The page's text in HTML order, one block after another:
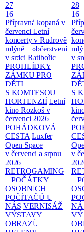
27
16
Přípravná kopaná v
červenci Letní
koncerty v Rudrově
mlýně – občerstvení
v srdci Ratibořic
PROHLÍDKY
ZÁMKU PRO
DĚTI
S KOMTESOU
HORTENZIÍ Letní
kino Rozkoš v
červenci 2026
POHÁDKOVÁ
CESTA Luxfer
Open Space
v červenci a srpnu
2026
RETROGAMING
– POČÁTKY
OSOBNÍCH
POČÍTAČŮ U
NÁS VERNISÁŽ
VÝSTAVY
OBRAZŮ
28
16
v
S
v
–